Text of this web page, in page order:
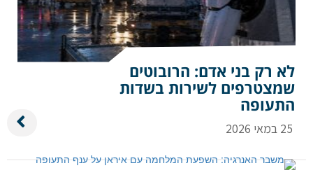
לא רק בני אדם: הרובוטים
שמצטרפים לשירות בשדות
התעופה
25 במאי 2026